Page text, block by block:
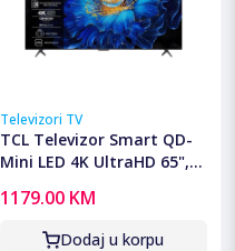
Televizori TV
TCL Televizor Smart QD-
Mini LED 4K UltraHD 65",
1179.00 KM
Dodaj u korpu